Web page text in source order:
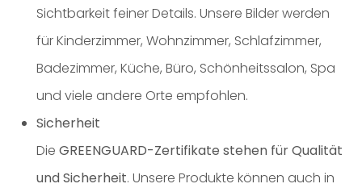
Sichtbarkeit feiner Details. Unsere Bilder werden
für Kinderzimmer, Wohnzimmer, Schlafzimmer,
Badezimmer, Küche, Büro, Schönheitssalon, Spa
und viele andere Orte empfohlen.
Sicherheit
Die GREENGUARD-Zertifikate stehen für Qualität
und Sicherheit. Unsere Produkte können auch in